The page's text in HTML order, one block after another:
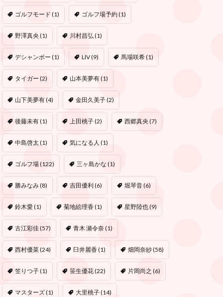
ゴルフモード (1) ゴルフ場予約(1)
野澤真央(1) 川村昌弘(1)
デシャンボー (1) LIV(9) 馬場咲希(1)
タイガー (2) 山本美夢有(1)
山下美夢有(4) 金田久美子(2)
後藤未有(1) 上田桃子(2) 西郷真央(7)
中島啓太(1) 気になる人 (1)
ゴルフ場(122) 三ヶ島かな (1)
勝みなみ(8) 吉田優利 (6) 堀琴音(6)
鈴木愛(1) 菊地絵理香(1) 星野陸也(9)
古江彩佳(57) 青木 瀬令奈(1)
西村優菜(24) 臼井麗香(1) 畑岡奈紗(58)
笠りつ子(1) 笹生優花(22) 片岡尚之 (6)
マスターズ(1) 大里桃子(14)